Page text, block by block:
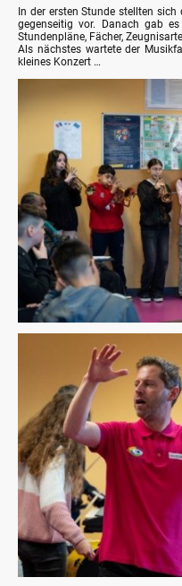
In der ersten Stunde stellten
gegenseitig vor. Danach gab
Stundenpläne, Fächer,
Als nächstes wartete der
kleines Konzert …